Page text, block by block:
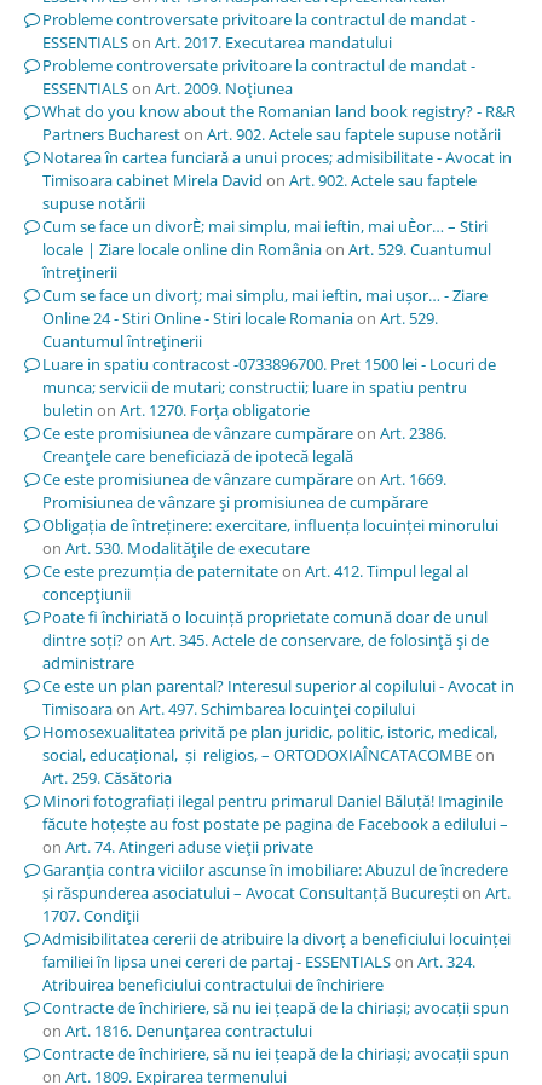
Probleme controversate privitoare la contractul de mandat -
ESSENTIALSon Art. 2017. Executarea mandatului
Probleme controversate privitoare la contractul de mandat -
ESSENTIALSon Art. 2009. Noţiunea
What do you know about the Romanian land book registry? - R&R
Partners Buchareston Art. 902. Actele sau faptele supuse notării
Notarea în cartea funciară a unui proces; admisibilitate - Avocat in
Timisoara cabinet Mirela David on Art. 902. Actele sau faptele
supuse notării
Cum se face un divorÈ; mai simplu, mai ieftin, mai uÈor… – Stiri
locale | Ziare locale online din Româniaon Art. 529. Cuantumul
întreţinerii
Cum se face un divorț; mai simplu, mai ieftin, mai ușor… - Ziare
Online 24 - Stiri Online - Stiri locale Romaniaon Art. 529.
Cuantumul întreţinerii
Luare in spatiu contracost -0733896700. Pret 1500 lei - Locuri de
munca; servicii de mutari; constructii; luare in spatiu pentru
buletin on Art. 1270. Forţa obligatorie
Ce este promisiunea de vânzare cumpărareon Art. 2386.
Creanţele care beneficiază de ipotecă legală
Ce este promisiunea de vânzare cumpărareon Art. 1669.
Promisiunea de vânzare şi promisiunea de cumpărare
Obligația de întreținere: exercitare, influența locuinței minorului
on Art. 530. Modalităţile de executare
Ce este prezumția de paternitateon Art. 412. Timpul legal al
concepţiunii
Poate fi închiriată o locuință proprietate comună doar de unul
dintre soți?on Art. 345. Actele de conservare, de folosinţă şi de
administrare
Ce este un plan parental? Interesul superior al copilului - Avocat in
Timisoaraon Art. 497. Schimbarea locuinţei copilului
Homosexualitatea privită pe plan juridic, politic, istoric, medical,
social, educațional, și religios, – ORTODOXIAÎNCATACOMBEon
Art. 259. Căsătoria
Minori fotografiați ilegal pentru primarul Daniel Băluță! Imaginile
făcute hoțește au fost postate pe pagina de Facebook a edilului –
on Art. 74. Atingeri aduse vieţii private
Garanția contra viciilor ascunse în imobiliare: Abuzul de încredere
și răspunderea asociatului – Avocat Consultanță Bucureștion Art.
1707. Condiţii
Admisibilitatea cererii de atribuire la divorț a beneficiului locuinței
familiei în lipsa unei cereri de partaj - ESSENTIALSon Art. 324.
Atribuirea beneficiului contractului de închiriere
Contracte de închiriere, să nu iei țeapă de la chiriași; avocații spun
on Art. 1816. Denunţarea contractului
Contracte de închiriere, să nu iei țeapă de la chiriași; avocații spun
on Art. 1809. Expirarea termenului